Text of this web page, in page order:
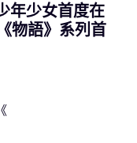
年少女首度在
物語》系列首